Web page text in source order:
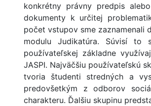
konkrétny právny predpis
dokumenty k určitej
počet vstupov sme zaznamenali
modulu Judikatúra. Súvisí to
používateľskej základne
JASPI. Najväčšiu používateľskú
tvoria študenti stredných a
predovšetkým z odborov
charakteru. Ďalšiu skupinu